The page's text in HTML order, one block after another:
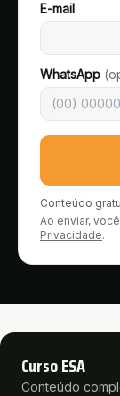
E-mail
WhatsApp
Conteúdo
Ao enviar,
Privacidade.
Curso ESA
Conteúdo